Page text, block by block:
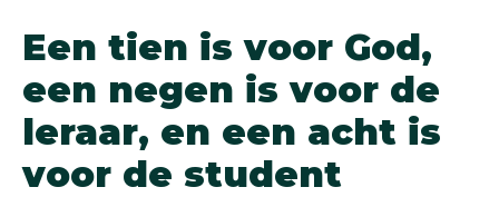
Een tien is voor God,
een negen is voor de
leraar, en een acht is
voor de student